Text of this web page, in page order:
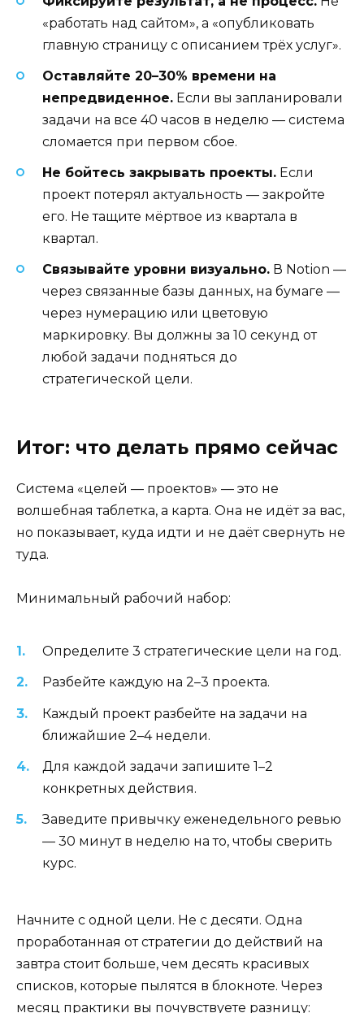
«работать над сайтом», а «опубликовать
главную страницу с описанием трёх услуг».
Оставляйте 20–30% времени на
непредвиденное. Если вы запланировали
задачи на все 40 часов в неделю — система
сломается при первом сбое.
Не бойтесь закрывать проекты. Если
проект потерял актуальность — закройте
его. Не тащите мёртвое из квартала в
квартал.
Связывайте уровни визуально. В Notion —
через связанные базы данных, на бумаге —
через нумерацию или цветовую
маркировку. Вы должны за 10 секунд от
любой задачи подняться до
стратегической цели.
Итог: что делать прямо сейчас
Система «целей — проектов» — это не
волшебная таблетка, а карта. Она не идёт за вас,
но показывает, куда идти и не даёт свернуть не
туда.
Минимальный рабочий набор:
Определите 3 стратегические цели на год.
Разбейте каждую на 2–3 проекта.
Каждый проект разбейте на задачи на
ближайшие 2–4 недели.
Для каждой задачи запишите 1–2
конкретных действия.
Заведите привычку еженедельного ревью
— 30 минут в неделю на то, чтобы сверить
курс.
Начните с одной цели. Не с десяти. Одна
проработанная от стратегии до действий на
завтра стоит больше, чем десять красивых
списков, которые пылятся в блокноте. Через
месяц практики вы почувствуете разницу: